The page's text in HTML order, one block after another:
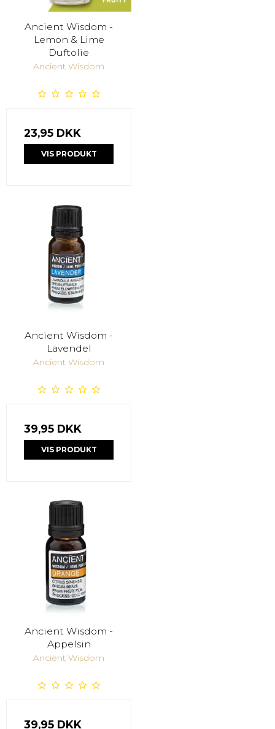
Ancient Wisdom -
Lemon & Lime
Duftolie
Ancient Wisdom
23,95 DKK
VIS PRODUKT
Ancient Wisdom -
Lavendel
Ancient Wisdom
39,95 DKK
VIS PRODUKT
Ancient Wisdom -
Appelsin
Ancient Wisdom
39,95 DKK